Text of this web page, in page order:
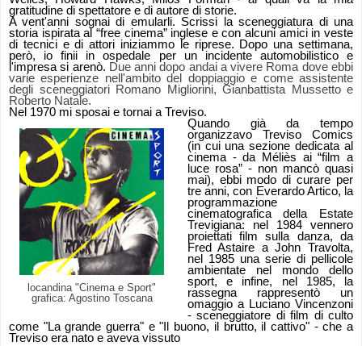
gratitudine di spettatore e di autore di storie.
A vent'anni sognai di emularli. Scrissi la sceneggiatura di una
storia ispirata al “free cinema” inglese e con alcuni amici in veste
di tecnici e di attori iniziammo le riprese. Dopo una settimana,
però, io finii in ospedale per un incidente automobilistico e
l'impresa si arenò. Due anni dopo andai a vivere Roma dove ebbi
varie esperienze nell'ambito del doppiaggio e come assistente
degli sceneggiatori Romano Migliorini, Gianbattista Mussetto e
Roberto Natale.
Nel 1970 mi sposai e tornai a Treviso.
locandina "Cinema e Sport"
grafica: Agostino Toscana
Quando già da tempo
organizzavo Treviso Comics
(in cui una sezione dedicata al
cinema - da Méliès ai “film a
luce rosa” - non mancò quasi
mai), ebbi modo di curare per
tre anni, con Everardo Artico, la
programmazione
cinematografica della Estate
Trevigiana: nel 1984 vennero
proiettati film sulla danza, da
Fred Astaire a John Travolta,
nel 1985 una serie di pellicole
ambientate nel mondo dello
sport, e infine, nel 1985, la
rassegna rappresentò un
omaggio a Luciano Vincenzoni
- sceneggiatore di film di culto
come "La grande guerra" e "Il buono, il brutto, il cattivo" - che a
Treviso era nato e aveva vissuto